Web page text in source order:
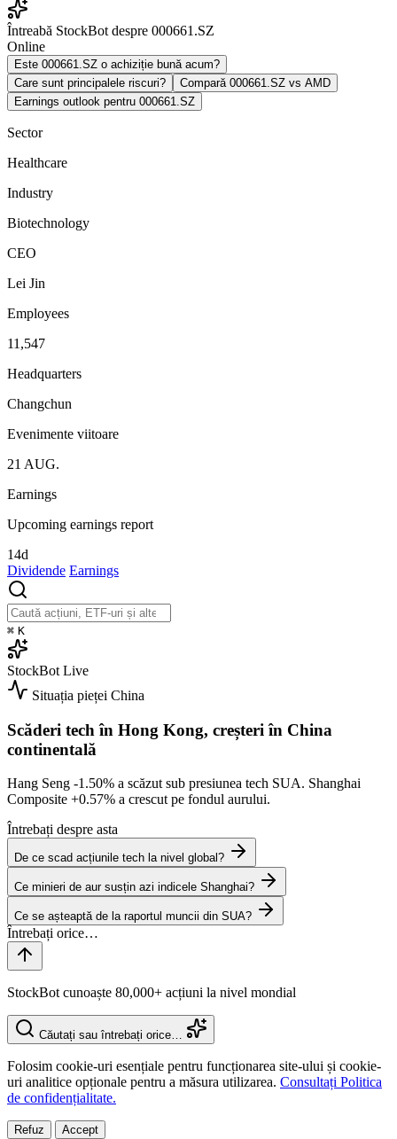
Întreabă StockBot despre 000661.SZ
Online
Este 000661.SZ o achiziție bună acum?
Care sunt principalele riscuri?
Compară 000661.SZ vs AMD
Earnings outlook pentru 000661.SZ
Sector
Healthcare
Industry
Biotechnology
CEO
Lei Jin
Employees
11,547
Headquarters
Changchun
Evenimente viitoare
21 AUG.
Earnings
Upcoming earnings report
14d
Dividende Earnings
⌘ K
StockBot Live
Situația pieței China
Scăderi tech în Hong Kong, creșteri în China
continentală
Hang Seng -1.50% a scăzut sub presiunea tech SUA. Shanghai
Composite +0.57% a crescut pe fondul aurului.
Întrebați despre asta
De ce scad acțiunile tech la nivel global?
Ce minieri de aur susțin azi indicele Shanghai?
Ce se așteaptă de la raportul muncii din SUA?
StockBot cunoaște 80,000+ acțiuni la nivel mondial
Căutați sau întrebați orice…
Folosim cookie-uri esențiale pentru funcționarea site-ului și cookie-
uri analitice opționale pentru a măsura utilizarea. Consultați Politica
de confidențialitate.
Refuz Accept